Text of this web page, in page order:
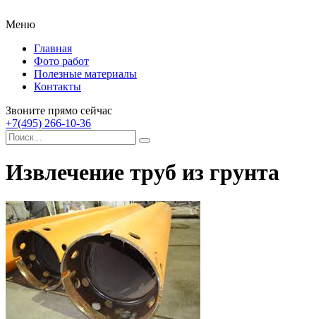
Меню
Главная
Фото работ
Полезные материалы
Контакты
Звоните прямо сейчас
+7(495) 266-10-36
Извлечение труб из грунта